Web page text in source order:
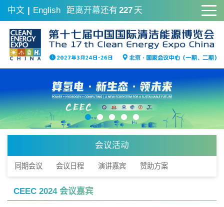
中文 | English 距离开幕还有 227 天
会议活动
同期会议 会议日程 演讲嘉宾 赞助方案
CEEC 2024 会议嘉宾